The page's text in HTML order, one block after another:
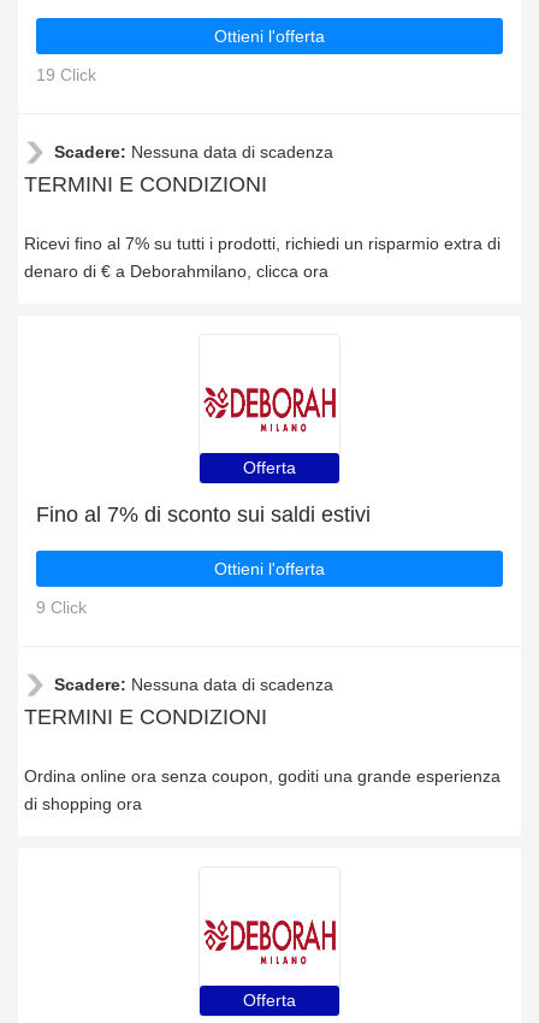
Ottieni l'offerta
19 Click
Scadere: Nessuna data di scadenza
TERMINI E CONDIZIONI
Ricevi fino al 7% su tutti i prodotti, richiedi un risparmio extra di
denaro di € a Deborahmilano, clicca ora
Offerta
Fino al 7% di sconto sui saldi estivi
Ottieni l'offerta
9 Click
Scadere: Nessuna data di scadenza
TERMINI E CONDIZIONI
Ordina online ora senza coupon, goditi una grande esperienza
di shopping ora
Offerta